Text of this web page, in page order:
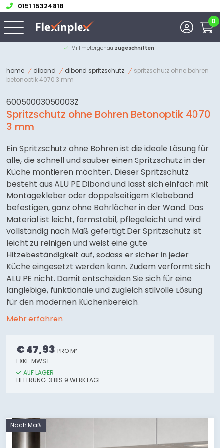
0151 15324818
0
Millimetergenau zugeschnitten
home dibond dibond spritzschutz
spritzschutz ohne bohren
betonoptik 4070 3 mm
60050003050003Z
Spritzschutz ohne Bohren Betonoptik 4070
3 mm
Ein Spritzschutz ohne Bohren ist die ideale Lösung für
alle, die schnell und sauber einen Spritzschutz in der
Küche montieren möchten. Dieser Spritzschutz
besteht aus ALU PE Dibond und lässt sich einfach mit
Montagekleber oder doppelseitigem Klebeband
befestigen, ganz ohne Bohrlöcher in der Wand. Das
Material ist leicht, formstabil, pflegeleicht und wird
vollständig nach Maß gefertigt.Der Spritzschutz ist
leicht zu reinigen und weist eine gute
Hitzebeständigkeit auf, sodass er sicher in jeder
Küche eingesetzt werden kann. Zudem verformt sich
ALU PE nicht. Damit entscheiden Sie sich für eine
langlebige, funktionale und zugleich stilvolle Lösung
für den modernen Küchenbereich.
Mehr erfahren
€ 47,93 PRO M²
EXKL. MWST.
AUF LAGER
LIEFERUNG:3 BIS 9 WERKTAGE
Nach Maß